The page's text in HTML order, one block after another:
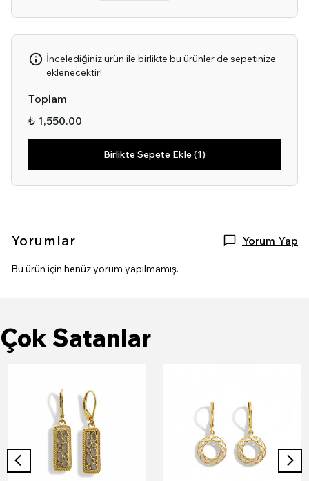
İncelediğiniz ürün ile birlikte bu ürünler de sepetinize
eklenecektir!
Toplam
₺ 1,550.00
Birlikte Sepete Ekle (1)
Yorumlar Yorum Yap
Bu ürün için henüz yorum yapılmamış.
Çok Satanlar